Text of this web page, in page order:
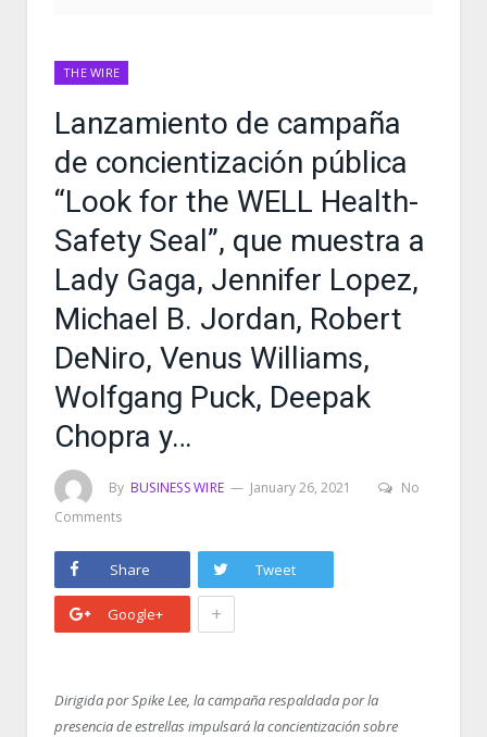
THE WIRE
Lanzamiento de campaña
de concientización pública
“Look for the WELL Health-
Safety Seal”, que muestra a
Lady Gaga, Jennifer Lopez,
Michael B. Jordan, Robert
DeNiro, Venus Williams,
Wolfgang Puck, Deepak
Chopra y…
By BUSINESS WIRE January 26, 2021
No
Comments
Share Tweet
Google+ +
Dirigida por Spike Lee, la campaña respaldada por la
presencia de estrellas impulsará la concientización sobre